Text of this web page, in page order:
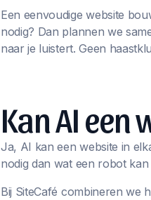
Een eenvoudige website
nodig? Dan plannen we
naar je luistert. Geen
Kan AI een
Ja, AI kan een website in
nodig dan wat een robot kan
Bij SiteCafé combineren we